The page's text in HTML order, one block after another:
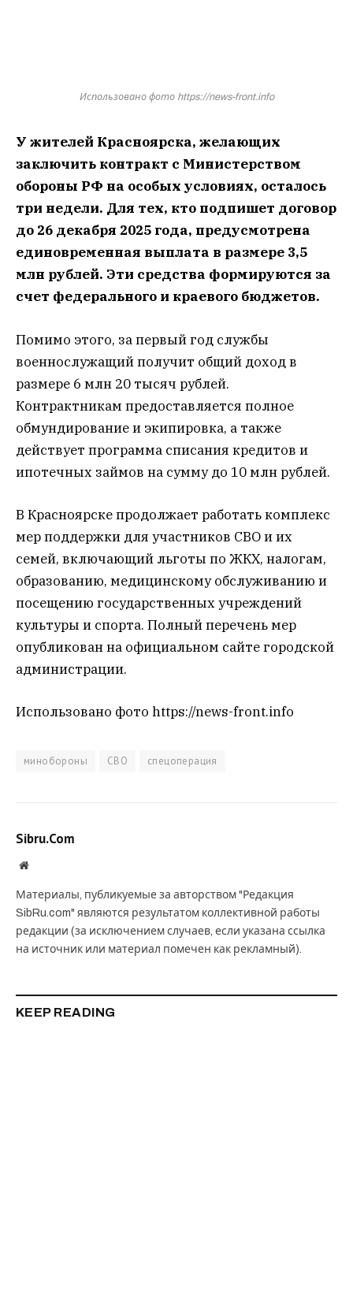
Использовано фото https://news-front.info
У жителей Красноярска, желающих
заключить контракт с Министерством
обороны РФ на особых условиях, осталось
три недели. Для тех, кто подпишет договор
до 26 декабря 2025 года, предусмотрена
единовременная выплата в размере 3,5
млн рублей. Эти средства формируются за
счет федерального и краевого бюджетов.
Помимо этого, за первый год службы
военнослужащий получит общий доход в
размере 6 млн 20 тысяч рублей.
Контрактникам предоставляется полное
обмундирование и экипировка, а также
действует программа списания кредитов и
ипотечных займов на сумму до 10 млн рублей.
В Красноярске продолжает работать комплекс
мер поддержки для участников СВО и их
семей, включающий льготы по ЖКХ, налогам,
образованию, медицинскому обслуживанию и
посещению государственных учреждений
культуры и спорта. Полный перечень мер
опубликован на официальном сайте городской
администрации.
Использовано фото https://news-front.info
минобороны СВО спецоперация
Sibru.Com
Website
Материалы, публикуемые за авторством "Редакция
SibRu.com" являются результатом коллективной работы
редакции (за исключением случаев, если указана ссылка
на источник или материал помечен как рекламный).
KEEP READING